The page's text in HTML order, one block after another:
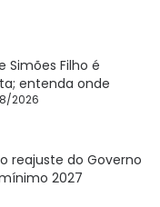
Simões Filho é
entenda onde
2026
reajuste do Governo
2027